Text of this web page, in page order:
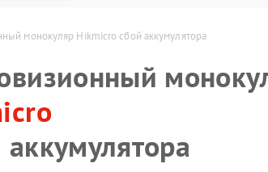
монокуляр Hikmicro сбой аккумулятора